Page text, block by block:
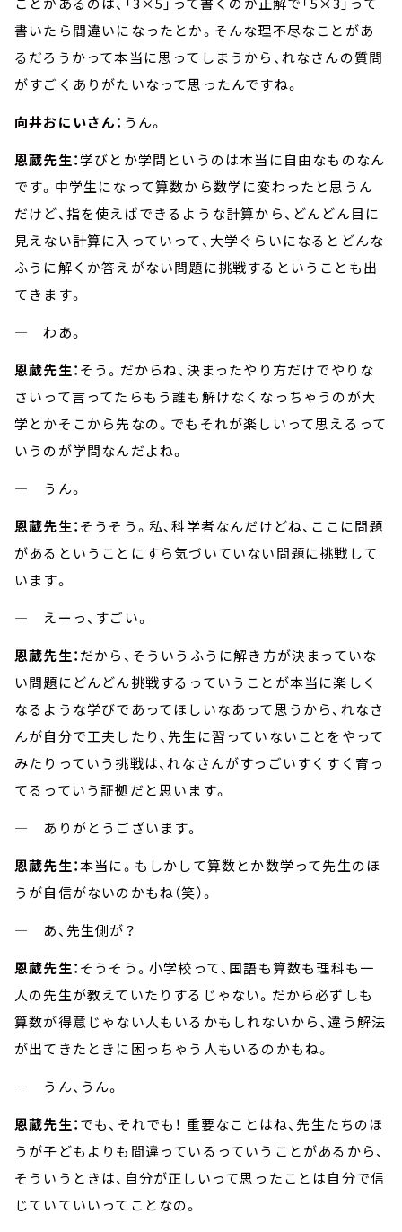
書いたら間違いになったとか。そんな理不尽なことがあ
るだろうかって本当に思ってしまうから、れなさんの質問
がすごくありがたいなって思ったんですね。
向井おにいさん： うん。
恩蔵先生：学びとか学問というのは本当に自由なものなん
です。中学生になって算数から数学に変わったと思うん
だけど、指を使えばできるような計算から、どんどん目に
見えない計算に入っていって、大学ぐらいになるとどんな
ふうに解くか答えがない問題に挑戦するということも出
てきます。
― わあ。
恩蔵先生：そう。だからね、決まったやり方だけでやりな
さいって言ってたらもう誰も解けなくなっちゃうのが大
学とかそこから先なの。でもそれが楽しいって思えるって
いうのが学問なんだよね。
― うん。
恩蔵先生：そうそう。私、科学者なんだけどね、ここに問題
があるということにすら気づいていない問題に挑戦して
います。
― えーっ、すごい。
恩蔵先生：だから、そういうふうに解き方が決まっていな
い問題にどんどん挑戦するっていうことが本当に楽しく
なるような学びであってほしいなあって思うから、れなさ
んが自分で工夫したり、先生に習っていないことをやって
みたりっていう挑戦は、れなさんがすっごいすくすく育っ
てるっていう証拠だと思います。
― ありがとうございます。
恩蔵先生：本当に。もしかして算数とか数学って先生のほ
うが自信がないのかもね（笑）。
― あ、先生側が？
恩蔵先生：そうそう。小学校って、国語も算数も理科も一
人の先生が教えていたりするじゃない。だから必ずしも
算数が得意じゃない人もいるかもしれないから、違う解法
が出てきたときに困っちゃう人もいるのかもね。
― うん、うん。
恩蔵先生：でも、それでも！ 重要なことはね、先生たちのほ
うが子どもよりも間違っているっていうことがあるから、
そういうときは、自分が正しいって思ったことは自分で信
じていていいってことなの。